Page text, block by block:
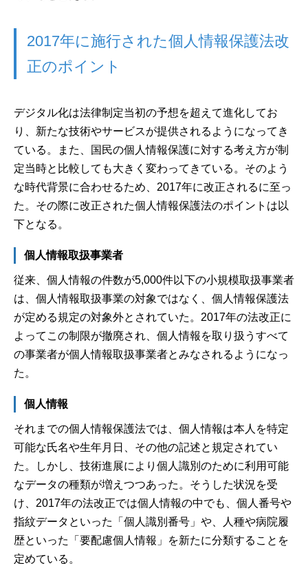
2017年に施行された個人情報保護法改
正のポイント
デジタル化は法律制定当初の予想を超えて進化してお
り、新たな技術やサービスが提供されるようになってき
ている。また、国民の個人情報保護に対する考え方が制
定当時と比較しても大きく変わってきている。そのよう
な時代背景に合わせるため、2017年に改正されるに至っ
た。その際に改正された個人情報保護法のポイントは以
下となる。
個人情報取扱事業者
従来、個人情報の件数が5,000件以下の小規模取扱事業者
は、個人情報取扱事業の対象ではなく、個人情報保護法
が定める規定の対象外とされていた。2017年の法改正に
よってこの制限が撤廃され、個人情報を取り扱うすべて
の事業者が個人情報取扱事業者とみなされるようになっ
た。
個人情報
それまでの個人情報保護法では、個人情報は本人を特定
可能な氏名や生年月日、その他の記述と規定されてい
た。しかし、技術進展により個人識別のために利用可能
なデータの種類が増えつつあった。そうした状況を受
け、2017年の法改正では個人情報の中でも、個人番号や
指紋データといった「個人識別番号」や、人種や病院履
歴といった「要配慮個人情報」を新たに分類することを
定めている。